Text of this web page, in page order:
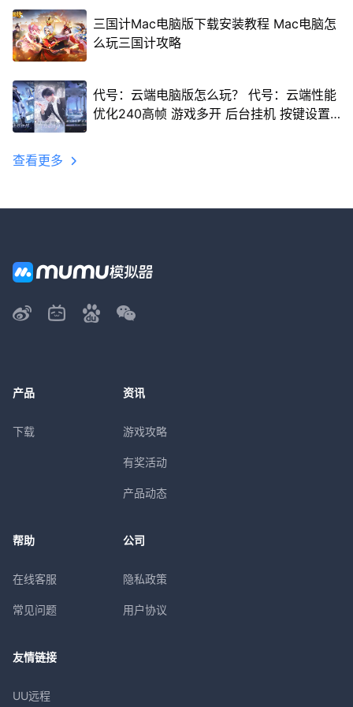
三国计Mac电脑版下载安装教程 Mac电脑怎
么玩三国计攻略
代号：云端电脑版怎么玩？ 代号：云端性能
优化240高帧 游戏多开 后台挂机 按键设置
查看更多
产品
下载
资讯
游戏攻略
有奖活动
产品动态
帮助
在线客服
常见问题
公司
隐私政策
用户协议
友情链接
UU远程